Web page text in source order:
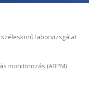
laborvizsgálat
monitorozás (ABPM)